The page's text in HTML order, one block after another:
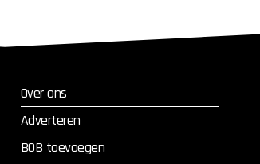
Over ons
Adverteren
BOB toevoegen